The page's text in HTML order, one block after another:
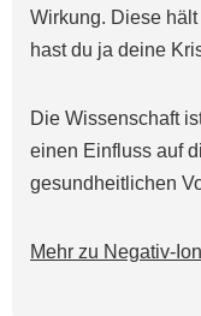
Wirkung. Diese
hast du ja deine
Die Wissenschaft
einen Einfluss auf
gesundheitlichen
Mehr zu Negativ-